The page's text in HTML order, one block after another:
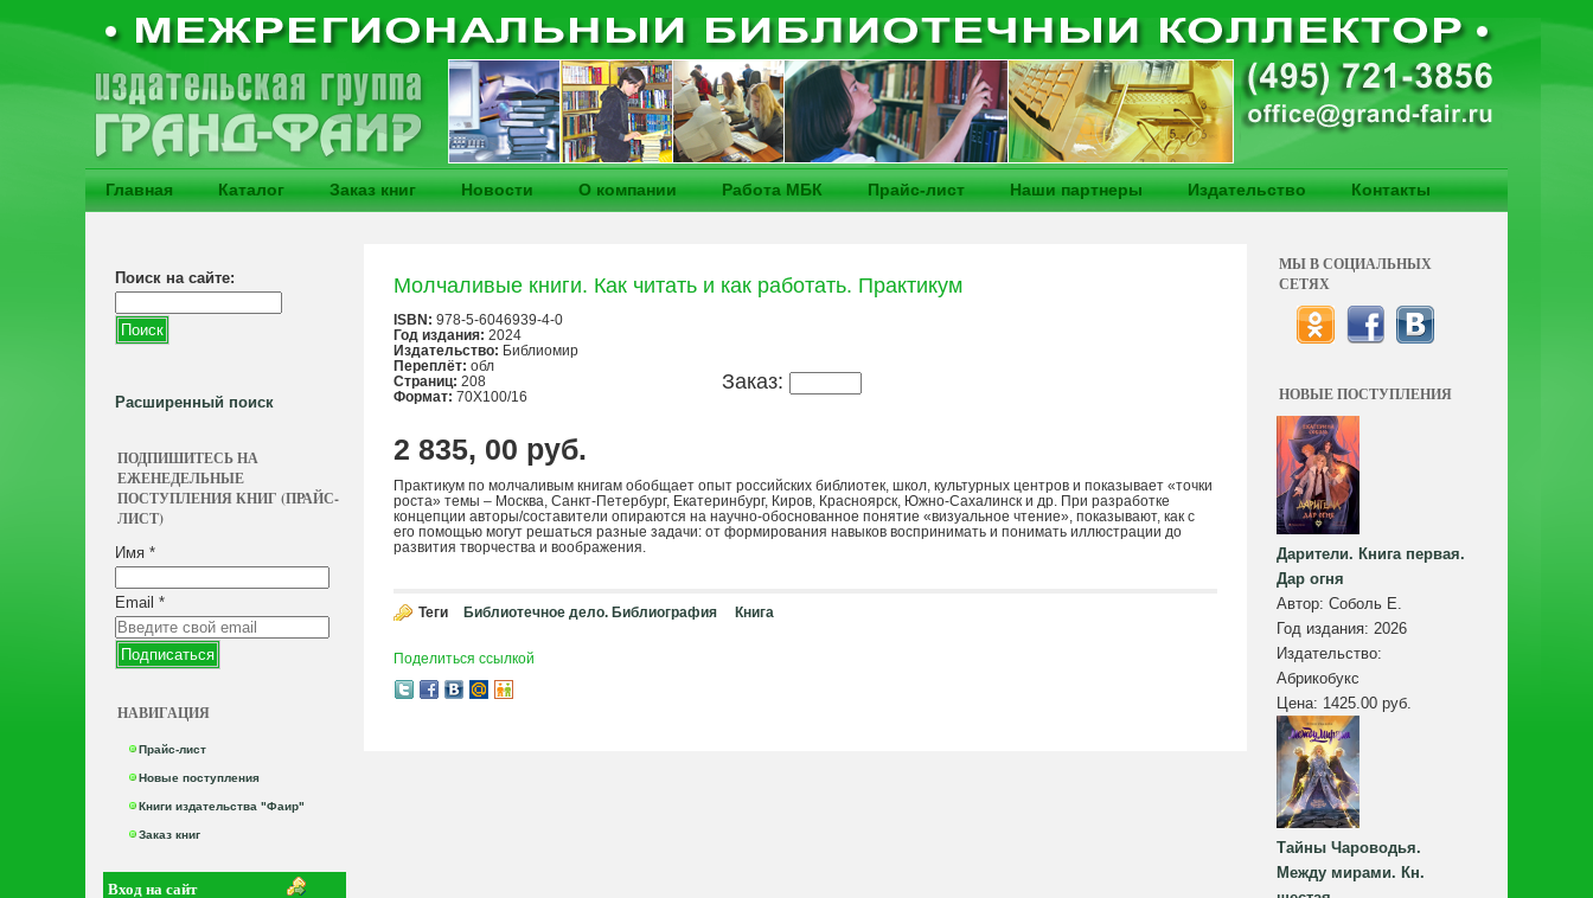
Главная Каталог Заказ книг Новости О компании Работа МБК Прайс-лист Наши партнеры Издательство Контакты
Поиск на сайте:
Расширенный поиск
ПОДПИШИТЕСЬ НА
ЕЖЕНЕДЕЛЬНЫЕ
ПОСТУПЛЕНИЯ КНИГ (ПРАЙС-
ЛИСТ)
Имя *
Email *
НАВИГАЦИЯ
Прайс-лист
Новые поступления
Книги издательства "Фаир"
Заказ книг
Вход на сайт
Молчаливые книги. Как читать и как работать. Практикум
Заказ:
ISBN: 978-5-6046939-4-0
Год издания: 2024
Издательство: Библиомир
Переплёт: обл
Страниц: 208
Формат: 70Х100/16
2 835, 00 руб.
Практикум по молчаливым книгам обобщает опыт российских библиотек, школ, культурных центров и показывает «точки
роста» темы – Москва, Санкт-Петербург, Екатеринбург, Киров, Красноярск, Южно-Сахалинск и др. При разработке
концепции авторы/составители опираются на научно-обоснованное понятие «визуальное чтение», показывают, как с
его помощью могут решаться разные задачи: от формирования навыков воспринимать и понимать иллюстрации до
развития творчества и воображения.
Теги Библиотечное дело. Библиография Книга
Поделиться ссылкой
МЫ В СОЦИАЛЬНЫХ
СЕТЯХ
НОВЫЕ ПОСТУПЛЕНИЯ
Дарители. Книга первая.
Дар огня
Автор: Соболь Е.
Год издания: 2026
Издательство:
Абрикобукс
Цена: 1425.00 руб.
Тайны Чароводья.
Между мирами. Кн.